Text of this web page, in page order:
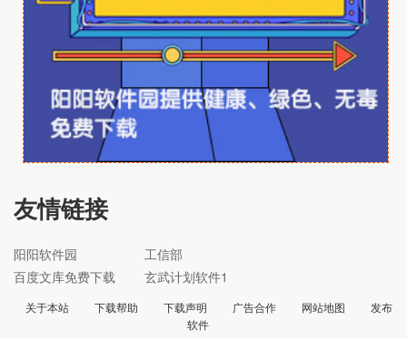
友情链接
阳阳软件园
工信部
百度文库免费下载
玄武计划软件1
关于本站 下载帮助 下载声明 广告合作 网站地图
发布
软件